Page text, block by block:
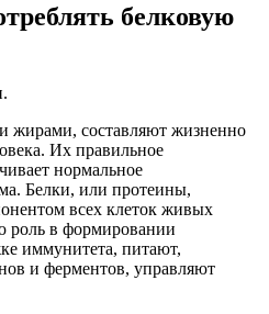
белковую
жирами, составляют жизненно
Их правильное
нормальное
Белки, или протеины,
всех клеток живых
роль в формировании
иммунитета, питают,
и ферментов, управляют